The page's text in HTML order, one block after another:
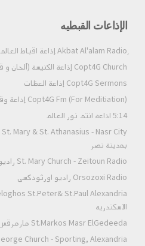
الإذاعات القبطيه
Copt4G Church إذاعة الكنيسة (ألحان و قداسات)
Copt4G Sermons إذاعة العظات
Copt4G Fm (For Meditiation) إذاعة وقت الخلوة ٢
5:14 اذاعه انتم نور العالم
بمدينة نصر
St. Mary Church - Zeitoun Radio راديو كنيسة العذراء مريم - الزيتون
Orsozoxi Radio راديو اورثوذكسى
الاسكندريه
St.Markos Masr ElGedeeda مارمرقس مصر الجديده